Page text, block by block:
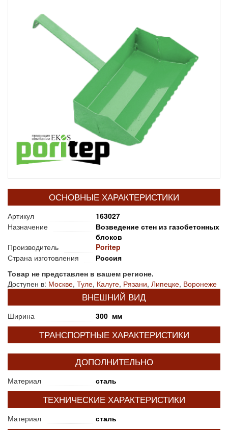
ОСНОВНЫЕ ХАРАКТЕРИСТИКИ
Артикул
163027
Назначение
Возведение стен из газобетонных
блоков
Производитель
Poritep
Страна изготовления
Россия
Товар не представлен в вашем регионе.
Доступен в: Москве, Туле, Калуге, Рязани, Липецке, Воронеже
ВНЕШНИЙ ВИД
Ширина 300 мм
ТРАНСПОРТНЫЕ ХАРАКТЕРИСТИКИ
ДОПОЛНИТЕЛЬНО
Материал сталь
ТЕХНИЧЕСКИЕ ХАРАКТЕРИСТИКИ
Материал сталь